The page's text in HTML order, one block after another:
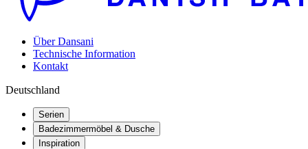
Über Dansani
Technische Information
Kontakt
Deutschland
Serien
Badezimmermöbel & Dusche
Inspiration